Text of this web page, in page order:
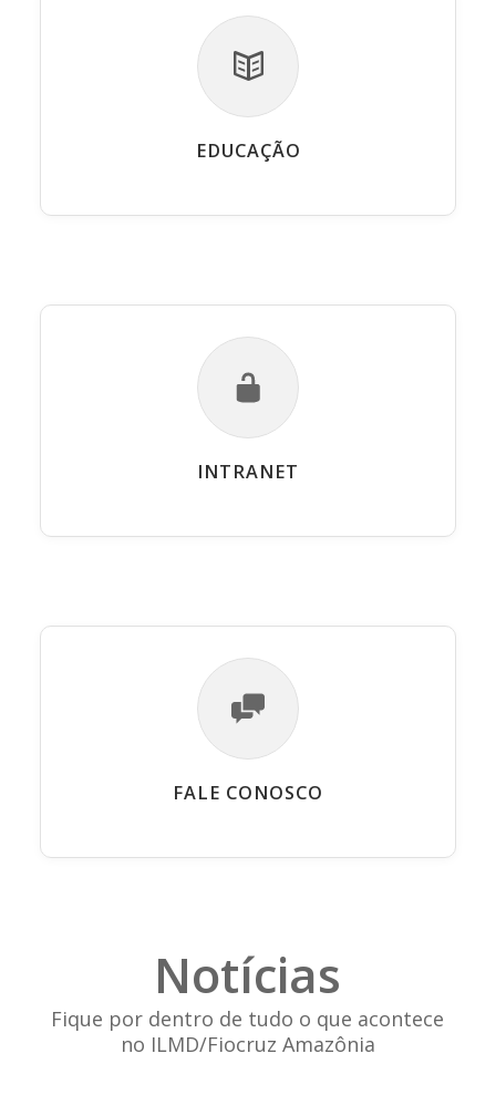
EDUCAÇÃO
INTRANET
FALE CONOSCO
Notícias
Fique por dentro de tudo o que acontece
no ILMD/Fiocruz Amazônia